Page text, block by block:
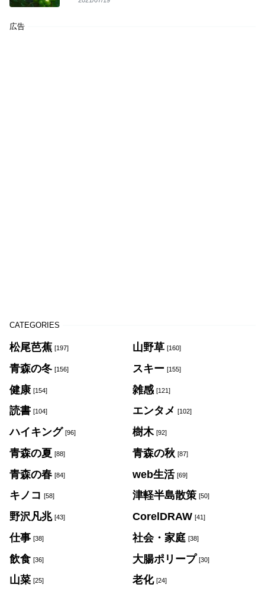
広告
CATEGORIES
松尾芭蕉 [197] 山野草 [160]
青森の冬 [156] スキー [155]
健康 [154] 雑感 [121]
読書 [104] エンタメ [102]
ハイキング [96] 樹木 [92]
青森の夏 [88] 青森の秋 [87]
青森の春 [84] web生活 [69]
キノコ [58] 津軽半島散策 [50]
野沢凡兆 [43] CorelDRAW [41]
仕事 [38] 社会・家庭 [38]
飲食 [36] 大腸ポリープ [30]
山菜 [25] 老化 [24]